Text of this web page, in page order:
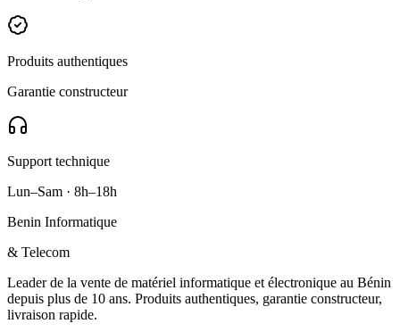
Produits authentiques
Garantie constructeur
Support technique
Lun–Sam · 8h–18h
Benin Informatique
& Telecom
Leader de la vente de matériel informatique et électronique au Bénin
depuis plus de 10 ans. Produits authentiques, garantie constructeur,
livraison rapide.